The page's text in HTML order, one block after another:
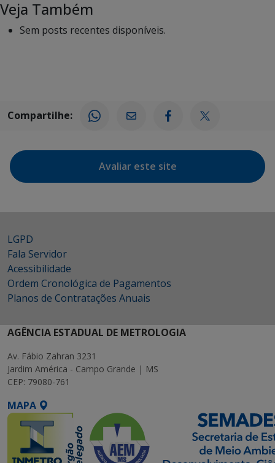
Veja Também
Sem posts recentes disponíveis.
Compartilhe:
Avaliar este site
LGPD
Fala Servidor
Acessibilidade
Ordem Cronológica de Pagamentos
Planos de Contratações Anuais
AGÊNCIA ESTADUAL DE METROLOGIA
Av. Fábio Zahran 3231
Jardim América - Campo Grande | MS
CEP: 79080-761
MAPA